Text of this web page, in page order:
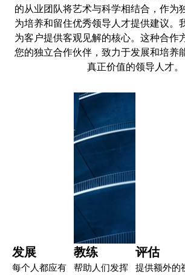
的从业团队将艺术与科学相结合，作为
为培养和留住优秀领导人才提供建议。
为客户提供客观见解的核心。这种合作
您的独立合作伙伴，致力于发展和培养
真正价值的领导人才。
发展
每个人都应有
教练
帮助人们发挥
评估
提供额外的